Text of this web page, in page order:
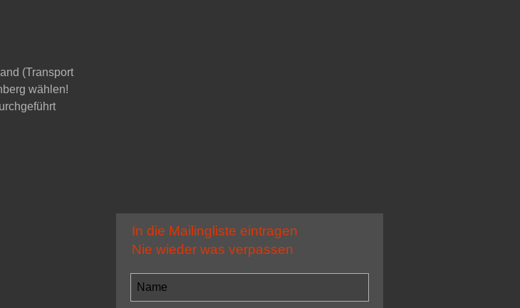
(Transport
wählen!
In die Mailingliste eintragen
Nie wieder was verpassen